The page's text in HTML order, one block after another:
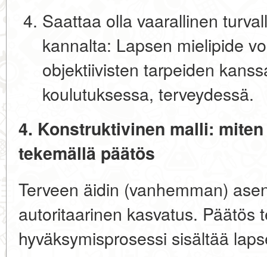
Saattaa olla vaarallinen
kannalta: Lapsen mielipide
objektiivisten tarpeiden
koulutuksessa, terveydessä.
4. Konstruktivinen malli:
tekemällä päätös
Terveen äidin (vanhemman)
autoritaarinen kasvatus. Päätös
hyväksymisprosessi sisältää